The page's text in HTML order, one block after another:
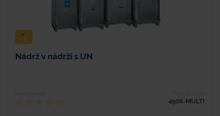
Nádrž v nádrži s UN
4506-MULTI